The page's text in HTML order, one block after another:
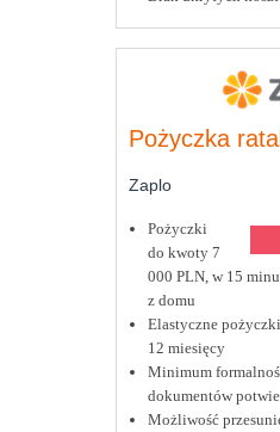
Pożyczka
Zaplo
Pożyczki
do kwoty 7
000 PLN, w 15
z domu
Elastyczne
12 miesięcy
Minimum
dokumentów
Możliwość